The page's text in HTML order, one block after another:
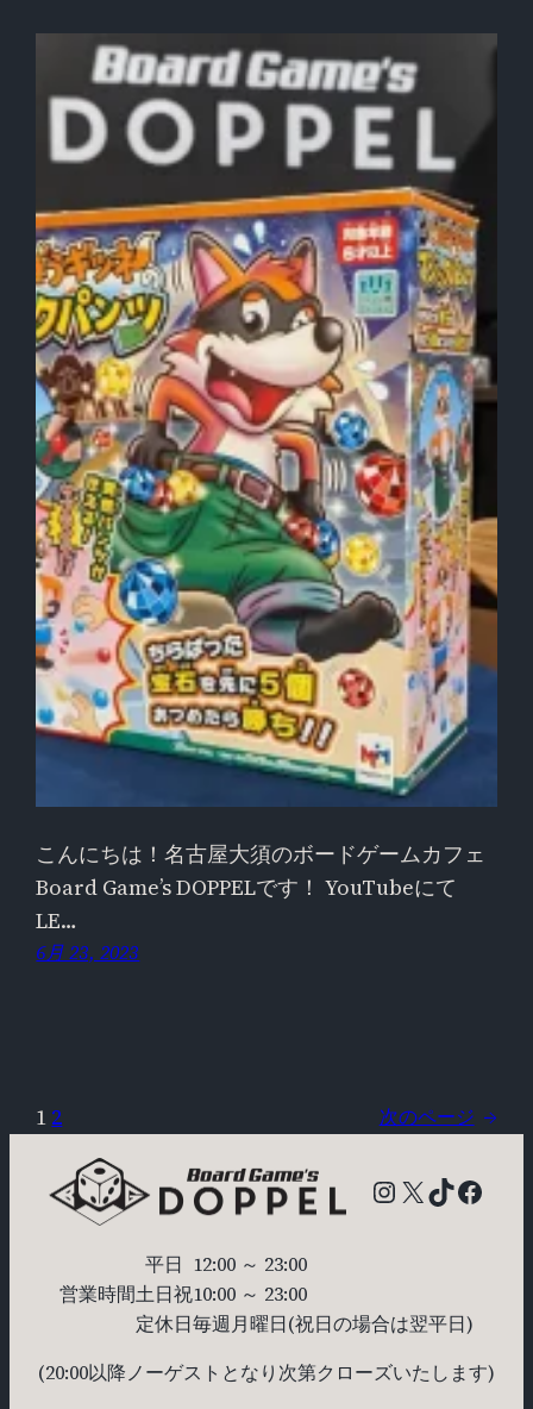
こんにちは！名古屋大須のボードゲームカフェ
Board Game’s DOPPELです！ YouTubeにて
LE…
6月 23, 2023
1 2 次のページ →
Instagram
X TikTok
営業時間
平日
土日祝
定休日
12:00 ～ 23:00
10:00 ～ 23:00
毎週月曜日(祝日の場合は翌平日)
(20:00以降ノーゲストとなり次第クローズいたします)